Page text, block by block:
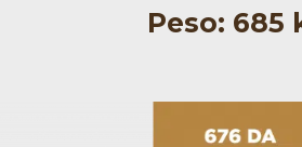
Peso: 685